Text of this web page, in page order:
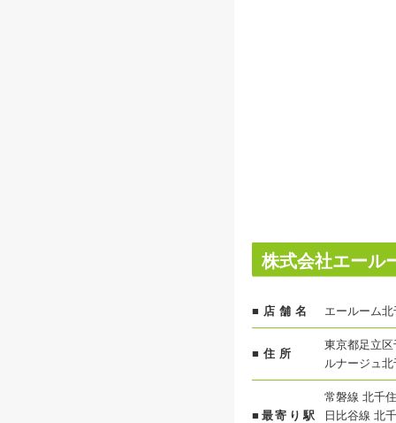
株式会社エール
■店舗名 エールーム
■住所
東京都足立
ルナージュ
■最寄り駅
常磐線 北千
日比谷線 北